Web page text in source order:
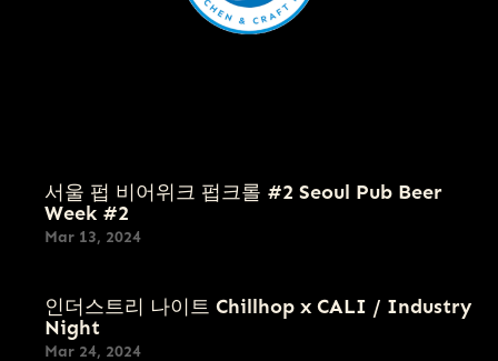
#BlackCoffee
카라멜 #바닐라 #부
(Alecrew, Korea)
Craft Soda
Societies Ki-
Whiskey
330ml: 9.0
서울 펍 비어위크 펍크롤 #2 Seoul Pub Beer
Week #2
Mar 13, 2024
인더스트리 나이트 Chillhop x CALI / Industry
Night
Mar 24, 2024